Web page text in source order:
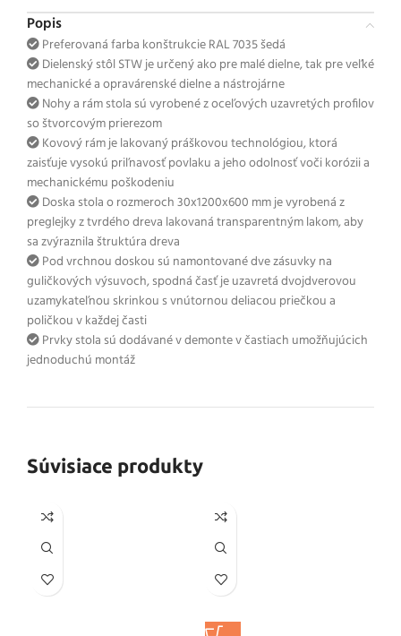
Popis
Preferovaná farba konštrukcie RAL 7035 šedá
Dielenský stôl STW je určený ako pre malé dielne, tak pre veľké
mechanické a opravárenské dielne a nástrojárne
Nohy a rám stola sú vyrobené z oceľových uzavretých profilov
so štvorcovým prierezom
Kovový rám je lakovaný práškovou technológiou, ktorá
zaisťuje vysokú priľnavosť povlaku a jeho odolnosť voči korózii a
mechanickému poškodeniu
Doska stola o rozmeroch 30x1200x600 mm je vyrobená z
preglejky z tvrdého dreva lakovaná transparentným lakom, aby
sa zvýraznila štruktúra dreva
Pod vrchnou doskou sú namontované dve zásuvky na
guličkových výsuvoch, spodná časť je uzavretá dvojdverovou
uzamykateľnou skrinkou s vnútornou deliacou priečkou a
poličkou v každej časti
Prvky stola sú dodávané v demonte v častiach umožňujúcich
jednoduchú montáž
Súvisiace produkty